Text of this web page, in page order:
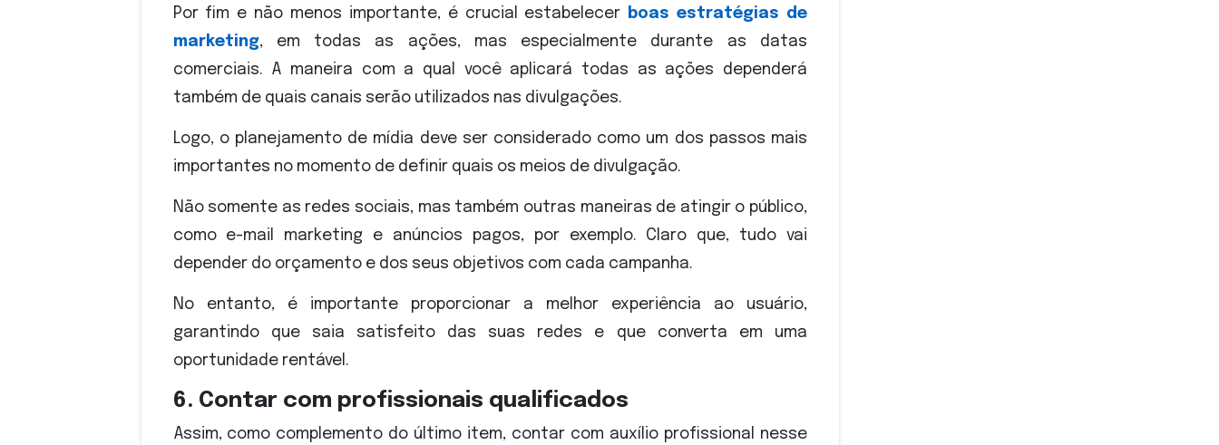
Por fim e não menos importante, é crucial estabelecer
boas estratégias de
marketing, em todas as ações, mas especialmente durante as datas
comerciais. A maneira com a qual você aplicará todas as ações dependerá
também de quais canais serão utilizados nas divulgações.
Logo, o planejamento de mídia deve ser considerado como um dos passos mais
importantes no momento de definir quais os meios de divulgação.
Não somente as redes sociais, mas também outras maneiras de atingir o público,
como e-mail marketing e anúncios pagos, por exemplo. Claro que, tudo vai
depender do orçamento e dos seus objetivos com cada campanha.
No entanto, é importante proporcionar a melhor experiência ao usuário,
garantindo que saia satisfeito das suas redes e que converta em uma
oportunidade rentável.
6. Contar com profissionais qualificados
Assim, como complemento do último item, contar com auxílio profissional nesse